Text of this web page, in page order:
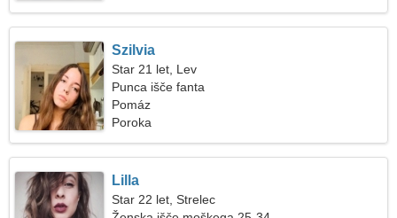
Szilvia
Star 21 let, Lev
Punca išče fanta
Pomáz
Poroka
Lilla
Star 22 let, Strelec